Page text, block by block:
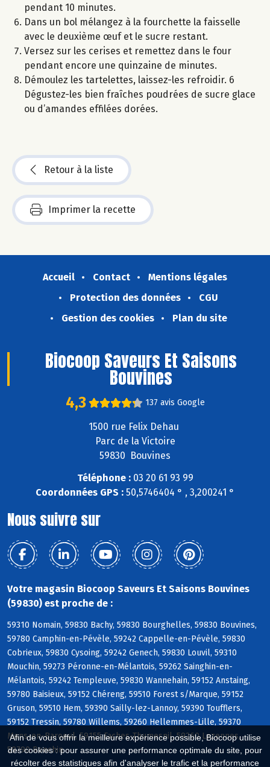
Afin de vous offrir la meilleure expérience possible, Biocoop utilise
des cookies : pour assurer une performance optimale du site, pour
récolter des statistiques afin d'analyser le trafic et la performance
pendant 10 minutes.
Dans un bol mélangez à la fourchette la faisselle
avec le deuxième œuf et le sucre restant.
Versez sur les cerises et remettez dans le four
pendant encore une quinzaine de minutes.
Démoulez les tartelettes, laissez-les refroidir. 6
Dégustez-les bien fraîches poudrées de sucre glace
ou d’amandes effilées dorées.
Retour à la liste
Imprimer la recette
Accueil Contact
Mentions légales
Protection des données
CGU
Gestion des cookies
Plan du site
Biocoop Saveurs Et Saisons
Bouvines
4,3 137 avis Google
1500 rue Felix Dehau
Parc de la Victoire
59830 Bouvines
Téléphone :03 20 61 93 99
Coordonnées GPS : 50,5746404 ° , 3,200241 °
Nous suivre sur
Votre magasin Biocoop Saveurs Et Saisons Bouvines
(59830) est proche de :
59310 Nomain, 59830 Bachy, 59830 Bourghelles, 59830 Bouvines,
59780 Camphin-en-Pévèle, 59242 Cappelle-en-Pévèle, 59830
Cobrieux, 59830 Cysoing, 59242 Genech, 59830 Louvil, 59310
Mouchin, 59273 Péronne-en-Mélantois, 59262 Sainghin-en-
Mélantois, 59242 Templeuve, 59830 Wannehain, 59152 Anstaing,
59780 Baisieux, 59152 Chéreng, 59510 Forest s/Marque, 59152
Gruson, 59510 Hem, 59390 Sailly-lez-Lannoy, 59390 Toufflers,
59152 Tressin, 59780 Willems, 59260 Hellemmes-Lille, 59370
Mons-en-Baroeul, 59155 Faches-Thumesnil, 59260 Lezennes,
59790 Ronchin